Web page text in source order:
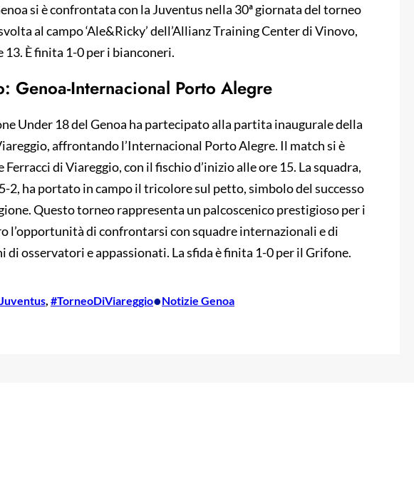
si è confrontata con la Juventus nella 30ª giornata del torneo
al campo ‘Ale&Ricky’ dell’Allianz Training Center di Vinovo,
13. È finita 1-0 per i bianconeri.
Genoa-Internacional Porto Alegre
Under 18 del Genoa ha partecipato alla partita inaugurale della
affrontando l’Internacional Porto Alegre. Il match si è
di Viareggio, con il fischio d’inizio alle ore 15. La squadra,
2, ha portato in campo il tricolore sul petto, simbolo del successo
Questo torneo rappresenta un palcoscenico prestigioso per i
l’opportunità di confrontarsi con squadre internazionali e di
di osservatori e appassionati. La sfida è finita 1-0 per il Grifone.
, #TorneoDiViareggio•Notizie Genoa